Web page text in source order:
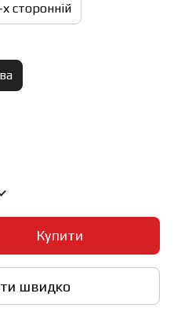
сторонній
Купити
швидко